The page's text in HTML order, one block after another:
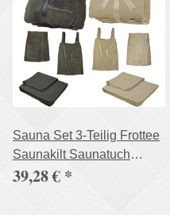
Sauna Set 3-Teilig Frottee
Saunakilt Saunatuch
Saunahandtuch
39,28 € *